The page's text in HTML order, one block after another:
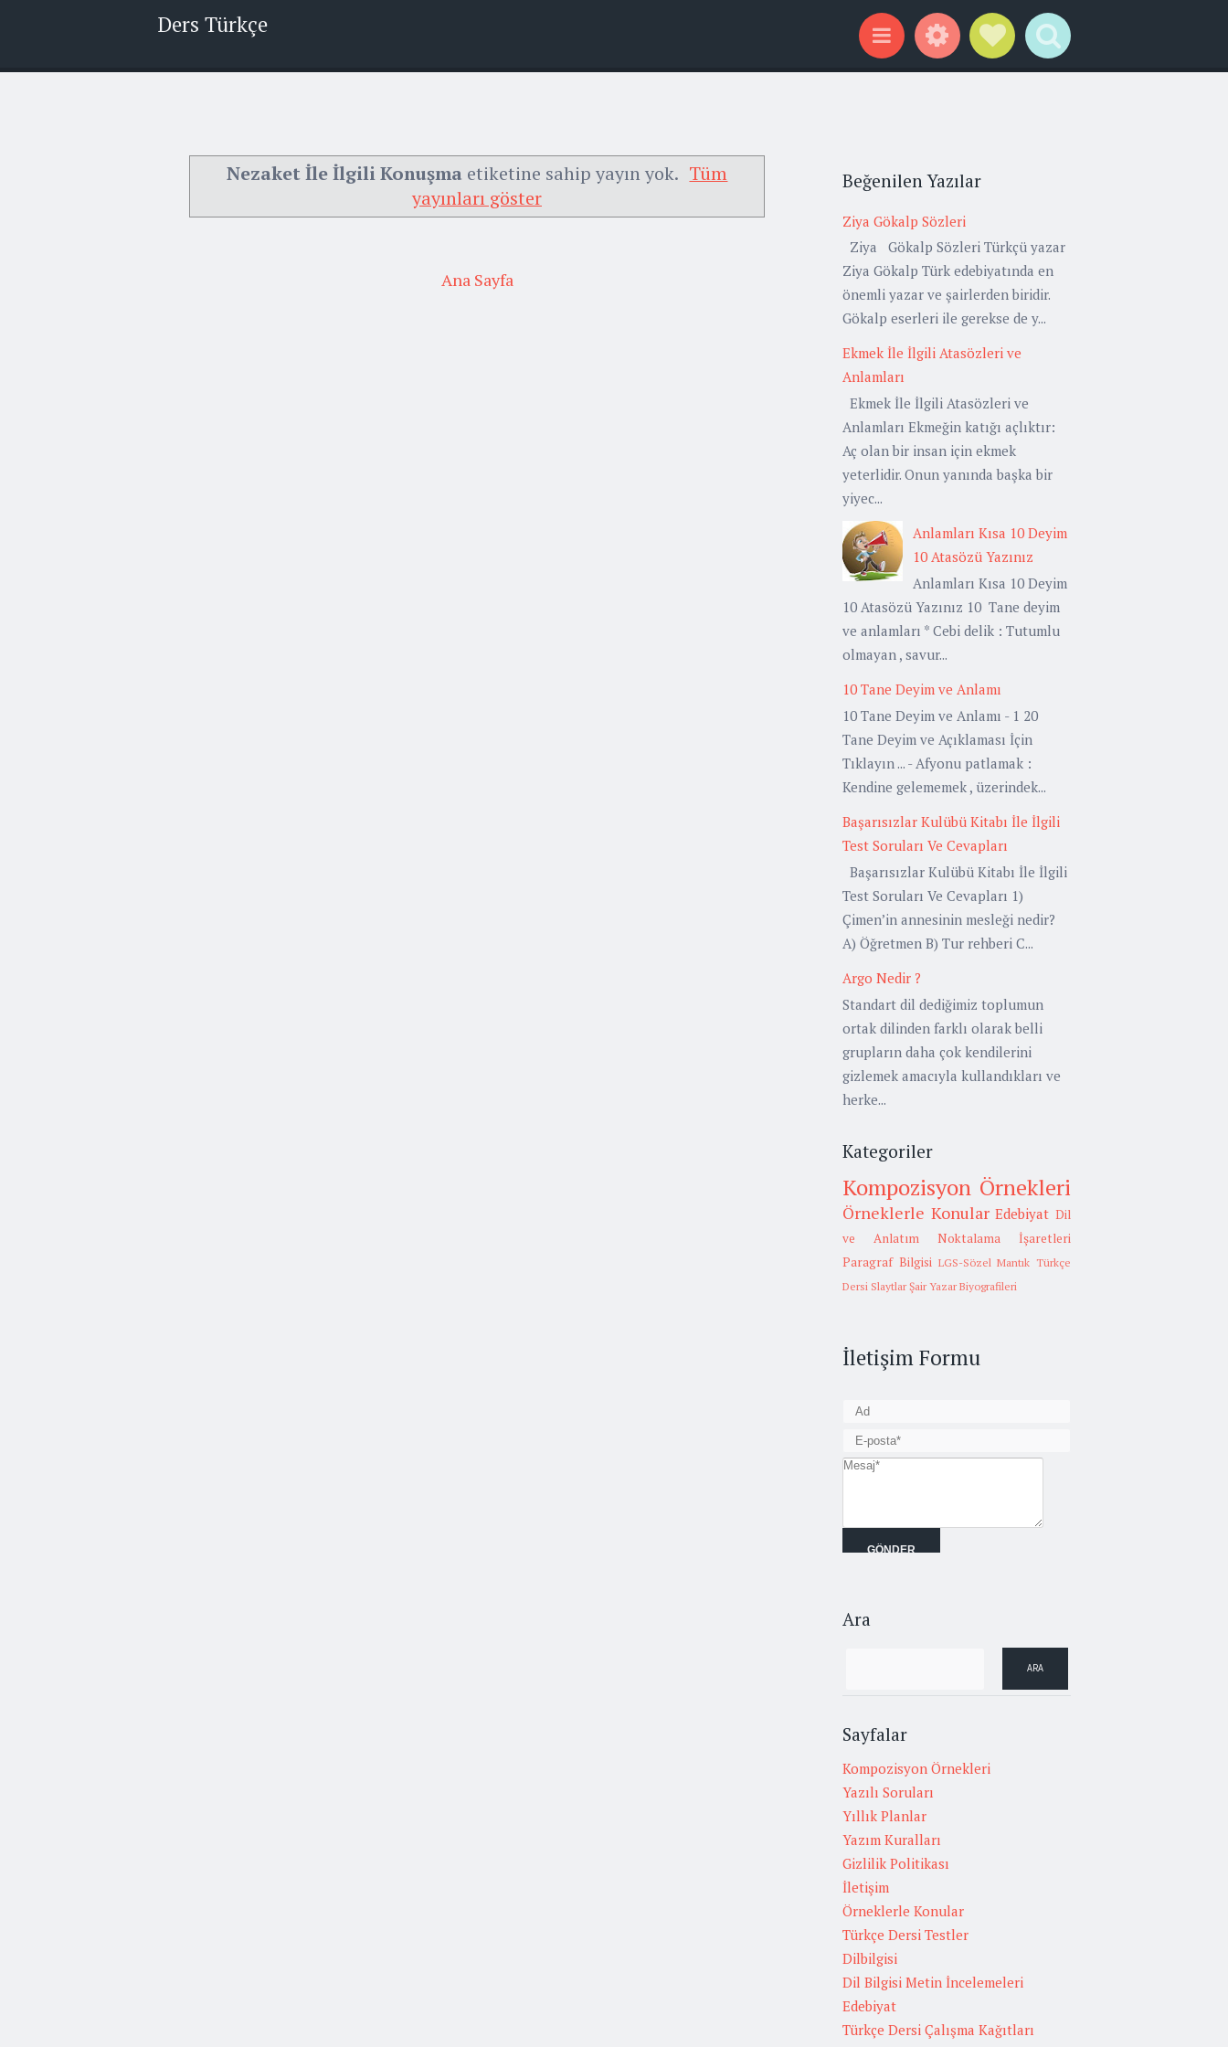
Ders Türkçe
Menu WidgetsSocial Links
Search
Nezaket İle İlgili Konuşma etiketine sahip yayın yok. Tüm
yayınları göster
Ana Sayfa
Beğenilen Yazılar
Ziya Gökalp Sözleri
Ziya Gökalp Sözleri Türkçü yazar
Ziya Gökalp Türk edebiyatında en
önemli yazar ve şairlerden biridir.
Gökalp eserleri ile gerekse de y...
Ekmek İle İlgili Atasözleri ve
Anlamları
Ekmek İle İlgili Atasözleri ve
Anlamları Ekmeğin katığı açlıktır:
Aç olan bir insan için ekmek
yeterlidir. Onun yanında başka bir
yiyec...
Anlamları Kısa 10 Deyim
10 Atasözü Yazınız
Anlamları Kısa 10 Deyim
10 Atasözü Yazınız 10 Tane deyim
ve anlamları * Cebi delik : Tutumlu
olmayan , savur...
10 Tane Deyim ve Anlamı
10 Tane Deyim ve Anlamı - 1 20
Tane Deyim ve Açıklaması İçin
Tıklayın ... - Afyonu patlamak :
Kendine gelememek , üzerindek...
Başarısızlar Kulübü Kitabı İle İlgili
Test Soruları Ve Cevapları
Başarısızlar Kulübü Kitabı İle İlgili
Test Soruları Ve Cevapları 1)
Çimen’in annesinin mesleği nedir?
A) Öğretmen B) Tur rehberi C...
Argo Nedir ?
Standart dil dediğimiz toplumun
ortak dilinden farklı olarak belli
grupların daha çok kendilerini
gizlemek amacıyla kullandıkları ve
herke...
Kategoriler
Kompozisyon Örnekleri
Örneklerle Konular Edebiyat Dil
ve Anlatım
Noktalama İşaretleri
Paragraf Bilgisi LGS-Sözel Mantık Türkçe
Dersi Slaytlar Şair Yazar Biyografileri
İletişim Formu
Ara
Sayfalar
Kompozisyon Örnekleri
Yazılı Soruları
Yıllık Planlar
Yazım Kuralları
Gizlilik Politikası
İletişim
Örneklerle Konular
Türkçe Dersi Testler
Dilbilgisi
Dil Bilgisi Metin İncelemeleri
Edebiyat
Türkçe Dersi Çalışma Kağıtları